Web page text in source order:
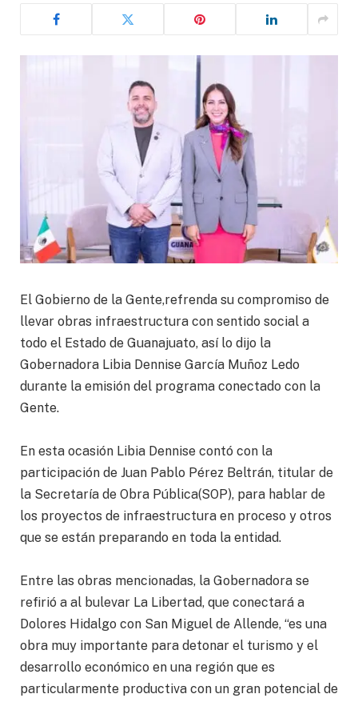
El Gobierno de la Gente,refrenda su compromiso de
llevar obras infraestructura con sentido social a
todo el Estado de Guanajuato, así lo dijo la
Gobernadora Libia Dennise García Muñoz Ledo
durante la emisión del programa conectado con la
Gente.
En esta ocasión Libia Dennise contó con la
participación de Juan Pablo Pérez Beltrán, titular de
la Secretaría de Obra Pública(SOP), para hablar de
los proyectos de infraestructura en proceso y otros
que se están preparando en toda la entidad.
Entre las obras mencionadas, la Gobernadora se
refirió a al bulevar La Libertad, que conectará a
Dolores Hidalgo con San Miguel de Allende, “es una
obra muy importante para detonar el turismo y el
desarrollo económico en una región que es
particularmente productiva con un gran potencial de